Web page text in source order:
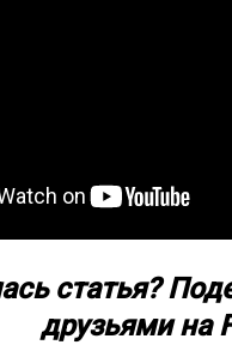
статья?
друзьями на